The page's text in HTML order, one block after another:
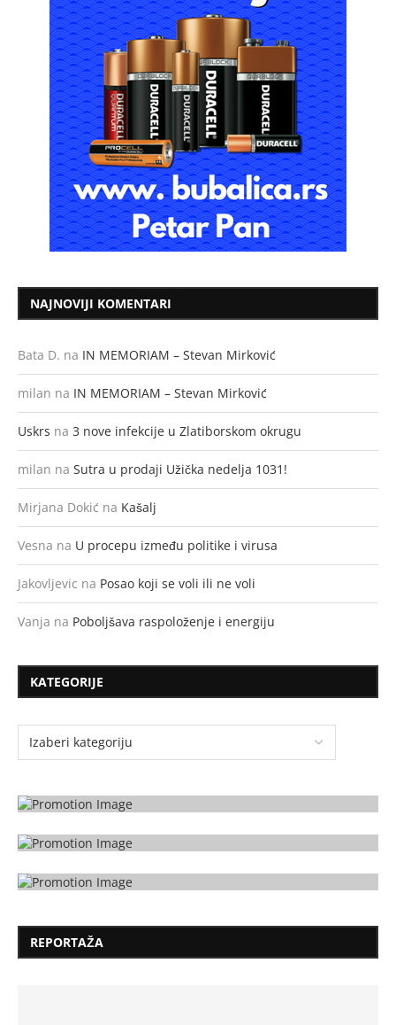
NAJNOVIJI KOMENTARI
Bata D. na IN MEMORIAM – Stevan Mirković
milan na IN MEMORIAM – Stevan Mirković
Uskrs na 3 nove infekcije u Zlatiborskom okrugu
milan na Sutra u prodaji Užička nedelja 1031!
Mirjana Dokić na Kašalj
Vesna na U procepu između politike i virusa
Jakovljevic na Posao koji se voli ili ne voli
Vanja na Poboljšava raspoloženje i energiju
KATEGORIJE
REPORTAŽA